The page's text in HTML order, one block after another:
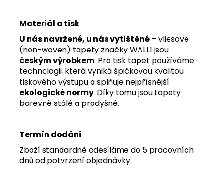
Materiál a tisk
U nás navržené, u nás vytištěné – vliesové
(non-woven) tapety značky WALL1 jsou
českým výrobkem. Pro tisk tapet používáme
technologii, která vyniká špičkovou kvalitou
tiskového výstupu a splňuje nejpřísnější
ekologické normy. Díky tomu jsou tapety
barevně stálé a prodyšné.
Termín dodání
Zboží standardně odesíláme do 5 pracovních
dnů od potvrzení objednávky.